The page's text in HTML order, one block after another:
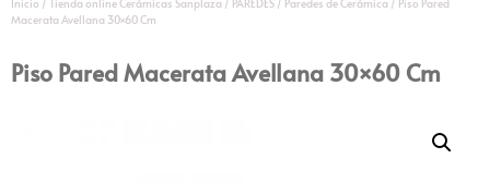
Inicio / Tienda online Cerámicas Sanplaza / PAREDES / Paredes de Cerámica / Piso Pared
Macerata Avellana 30×60 Cm
Piso Pared Macerata Avellana 30×60 Cm